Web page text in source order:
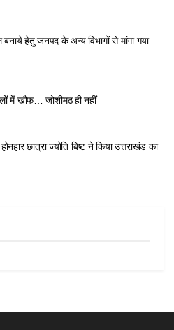
हेतु जनपद के अन्य विभागों से मांगा गया
में खौफ… जोशीमठ ही नहीं
छात्रा ज्योति बिष्ट ने किया उत्तराखंड का